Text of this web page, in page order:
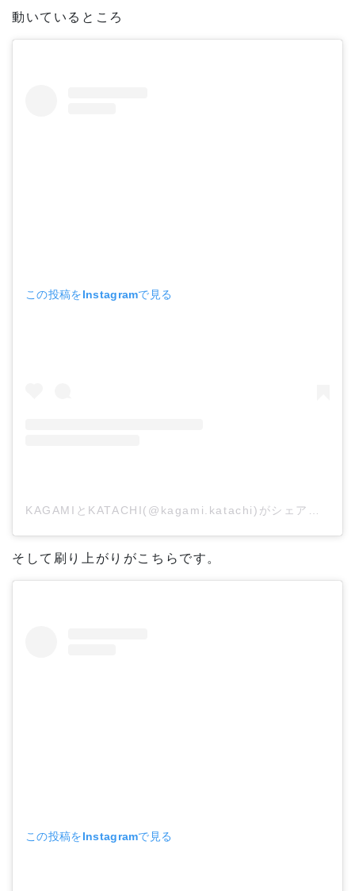
動いているところ
この投稿をInstagramで見る
そして刷り上がりがこちらです。
この投稿をInstagramで見る